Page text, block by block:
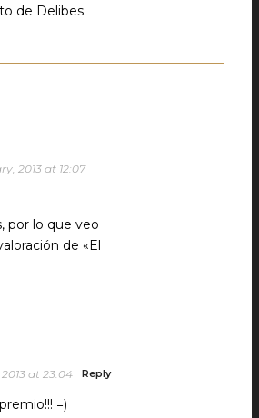
de Delibes.
2013 at 12:07
por lo que veo
de «El
at 23:04 Reply
=)